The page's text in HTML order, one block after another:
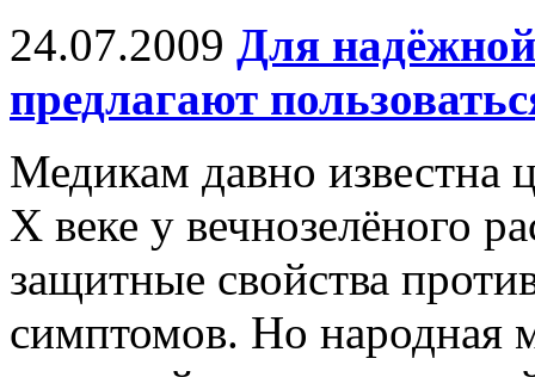
24.07.2009 Для
предлагают
Медикам давно известна
Х веке у вечнозелёного
защитные свойства
симптомов. Но народная